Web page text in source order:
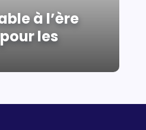
à l’ère
les